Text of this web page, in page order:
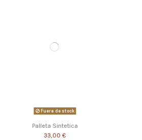
Fuera de stock
Palleta Sintetica
33,00 €